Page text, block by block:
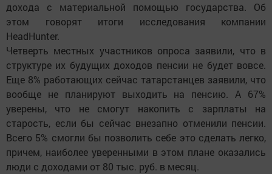
дохода с материальной помощью государства. Об
этом говорят итоги исследования компании
HeadHunter.
Четверть местных участников опроса заявили, что в
структуре их будущих доходов пенсии не будет вовсе.
Еще 8% работающих сейчас татарстанцев заявили, что
вообще не планируют выходить на пенсию. А 67%
уверены, что не смогут накопить с зарплаты на
старость, если бы сейчас внезапно отменили пенсии.
Всего 5% смогли бы позволить себе это сделать легко,
причем, наиболее уверенными в этом плане оказались
люди с доходами от 80 тыс. руб. в месяц.